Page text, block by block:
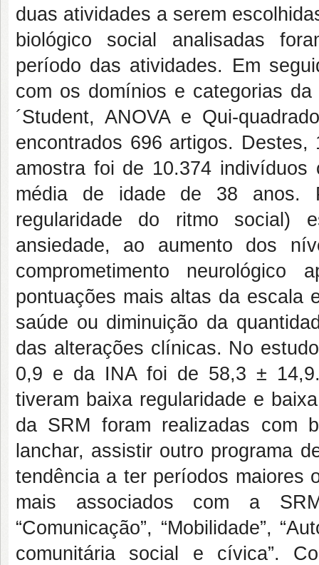
duas atividades a serem
biológico social analisadas
período das atividades. Em
com os domínios e categorias
´Student, ANOVA e Qui-
encontrados 696 artigos.
amostra foi de 10.374 indivíduos
média de idade de 38 anos.
regularidade do ritmo social)
ansiedade, ao aumento dos
comprometimento
pontuações mais altas da escala
saúde ou diminuição da
das alterações clínicas. No
0,9 e da INA foi de 58,3 ±
tiveram baixa regularidade e
da SRM foram realizadas com
lanchar, assistir outro programa
tendência a ter períodos maiores
mais associados com a
“Comunicação”, “Mobilidade”,
comunitária social e cívica”.